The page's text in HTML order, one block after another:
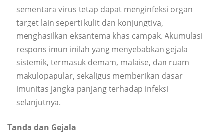
sementara virus tetap dapat menginfeksi organ
target lain seperti kulit dan konjungtiva,
menghasilkan eksantema khas campak. Akumulasi
respons imun inilah yang menyebabkan gejala
sistemik, termasuk demam, malaise, dan ruam
makulopapular, sekaligus memberikan dasar
imunitas jangka panjang terhadap infeksi
selanjutnya.
Tanda dan Gejala